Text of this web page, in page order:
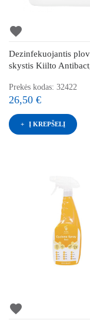
favorite
Dezinfekuojantis
skystis Kiilto
Prekės kodas: 32422
26,50 €
Į KREPŠELĮ
favorite